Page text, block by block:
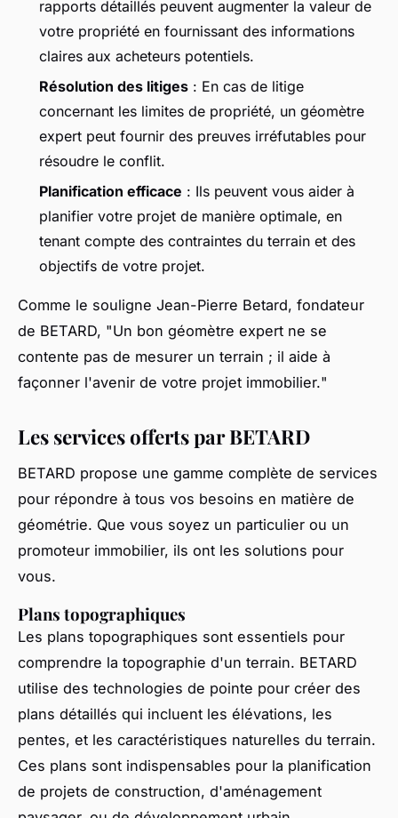
rapports détaillés peuvent augmenter la valeur de
votre propriété en fournissant des informations
claires aux acheteurs potentiels.
Résolution des litiges : En cas de litige
concernant les limites de propriété, un géomètre
expert peut fournir des preuves irréfutables pour
résoudre le conflit.
Planification efficace : Ils peuvent vous aider à
planifier votre projet de manière optimale, en
tenant compte des contraintes du terrain et des
objectifs de votre projet.
Comme le souligne Jean-Pierre Betard, fondateur
de BETARD, "Un bon géomètre expert ne se
contente pas de mesurer un terrain ; il aide à
façonner l'avenir de votre projet immobilier."
Les services offerts par BETARD
BETARD propose une gamme complète de services
pour répondre à tous vos besoins en matière de
géométrie. Que vous soyez un particulier ou un
promoteur immobilier, ils ont les solutions pour
vous.
Plans topographiques
Les plans topographiques sont essentiels pour
comprendre la topographie d'un terrain. BETARD
utilise des technologies de pointe pour créer des
plans détaillés qui incluent les élévations, les
pentes, et les caractéristiques naturelles du terrain.
Ces plans sont indispensables pour la planification
de projets de construction, d'aménagement